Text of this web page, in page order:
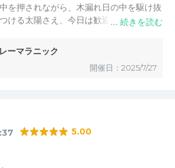
を押されながら、木漏れ日の中を駆け抜
ける太陽さえ、今日は歓迎してくれてい
間たちとの時間に、子どもの頃の「夏休
で立ち寄った地元のお店のソフトクリー
大人ならではの麦のお水（笑）は、まさ
ックだ。「大人になると、夏休みなんて
いたけれど、今日だけは確かに夏休みだ
日だった。主催者の栗山さんとお姉さん
ヨッシー（BEERSゆうゆう）
ーマラニック
開催日：2025/7/27
5.00